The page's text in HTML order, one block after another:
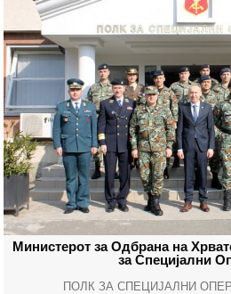
Министерот за Одбрана на
за Специјални
ПОЛК ЗА СПЕЦИЈАЛНИ